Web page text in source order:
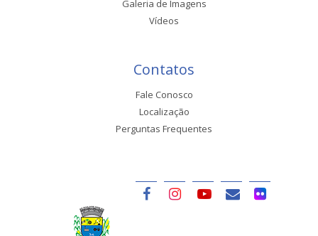
Galeria de Imagens
Vídeos
Contatos
Fale Conosco
Localização
Perguntas Frequentes